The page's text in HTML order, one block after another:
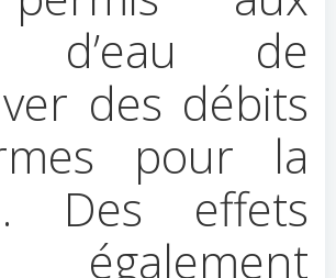
d’eau de
des débits
pour la
Des effets